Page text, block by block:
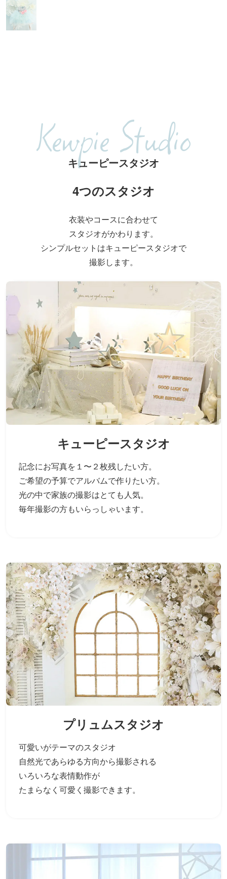
Kewpie Studio
キューピースタジオ
4つのスタジオ
衣装やコースに合わせて
スタジオがかわります。
シンプルセットはキューピースタジオで
撮影します。
キューピースタジオ
記念にお写真を１〜２枚残したい方。
ご希望の予算でアルバムで作りたい方。
光の中で家族の撮影はとても人気。
毎年撮影の方もいらっしゃいます。
プリュムスタジオ
可愛いがテーマのスタジオ
自然光であらゆる方向から撮影される
いろいろな表情動作が
たまらなく可愛く撮影できます。